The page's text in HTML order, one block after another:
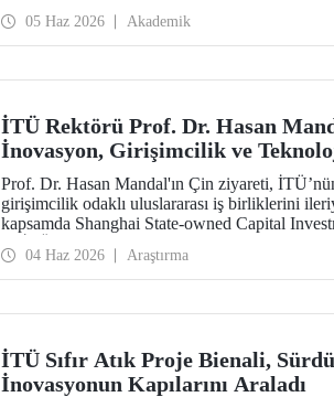
05 Haz 2026 Akademik
İTÜ Rektörü Prof. Dr. Hasan
İnovasyon, Girişimcilik ve
Uluslararası İş Birliklerini
Prof. Dr. Hasan Mandal'ın Çin ziyareti,
girişimcilik odaklı uluslararası iş birliklerini
kapsamda Shanghai State-owned Capital
04 Haz 2026 Araştırma
İTÜ Sıfır Atık Proje Bienali,
İnovasyonun Kapılarını Araladı